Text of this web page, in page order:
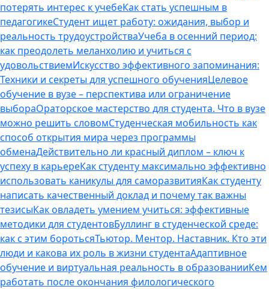
потерять интерес к учебеКак стать успешным в
педагогикеСтудент ищет работу: ожидания, выбор и
реальность трудоустройстваУчеба в осенний период:
как преодолеть меланхолию и учиться с
удовольствиемИскусство эффективного запоминания:
Техники и секреты для успешного обученияЦелевое
обучение в вузе – перспектива или ограничение
выбораОраторское мастерство для студента. Что в вузе
можно решить словомСтуденческая мобильность как
способ открытия мира через программы
обменаДействительно ли красный диплом – ключ к
успеху в карьереКак студенту максимально эффективно
использовать каникулы для саморазвитияКак студенту
написать качественный доклад и почему так важны
тезисыКак овладеть умением учиться: эффективные
методики для студентовБуллинг в студенческой среде:
как с этим боротьсяТьютор. Ментор. Наставник. Кто эти
люди и какова их роль в жизни студентаАдаптивное
обучение и виртуальная реальность в образованииКем
работать после окончания филологического